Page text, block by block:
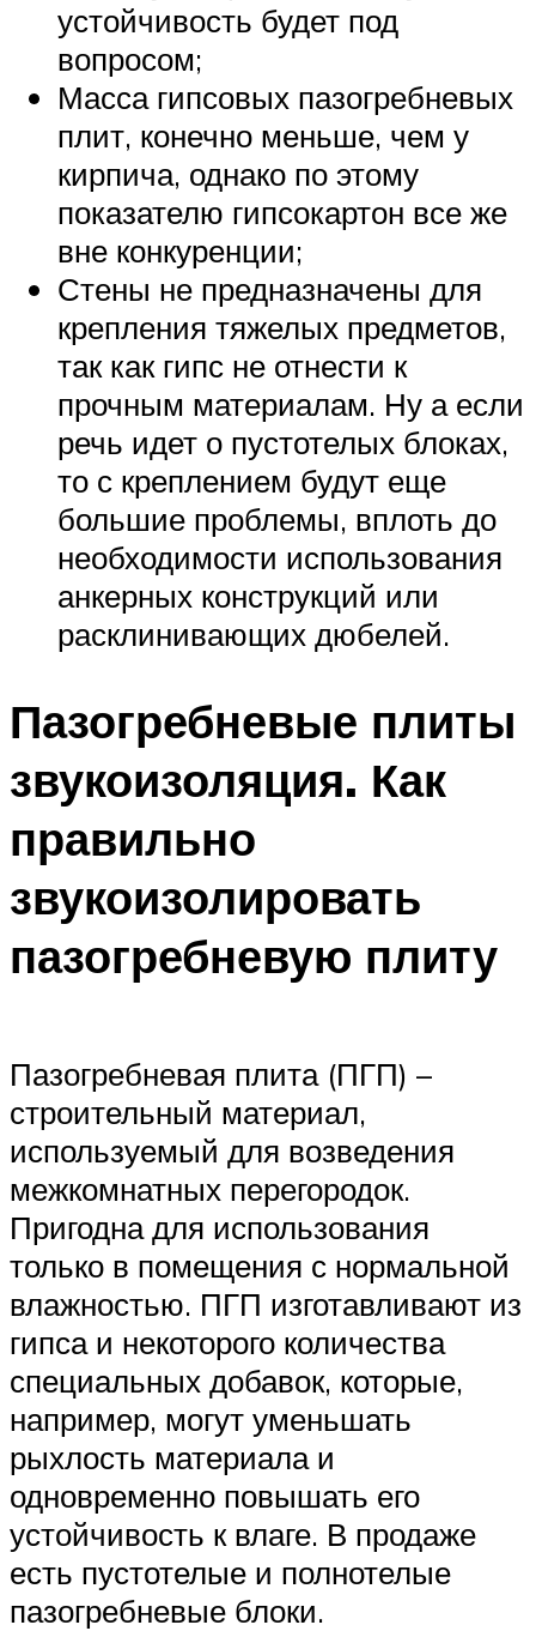
устойчивость будет под
вопросом;
Масса гипсовых пазогребневых
плит, конечно меньше, чем у
кирпича, однако по этому
показателю гипсокартон все же
вне конкуренции;
Стены не предназначены для
крепления тяжелых предметов,
так как гипс не отнести к
прочным материалам. Ну а если
речь идет о пустотелых блоках,
то с креплением будут еще
большие проблемы, вплоть до
необходимости использования
анкерных конструкций или
расклинивающих дюбелей.
Пазогребневые плиты
звукоизоляция. Как
правильно
звукоизолировать
пазогребневую плиту
Пазогребневая плита (ПГП) –
строительный материал,
используемый для возведения
межкомнатных перегородок.
Пригодна для использования
только в помещения с нормальной
влажностью. ПГП изготавливают из
гипса и некоторого количества
специальных добавок, которые,
например, могут уменьшать
рыхлость материала и
одновременно повышать его
устойчивость к влаге. В продаже
есть пустотелые и полнотелые
пазогребневые блоки.